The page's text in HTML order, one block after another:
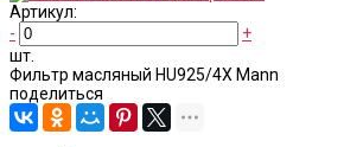
Артикул:
-
+
шт.
Фильтр масляный HU925/4X Mann
поделиться